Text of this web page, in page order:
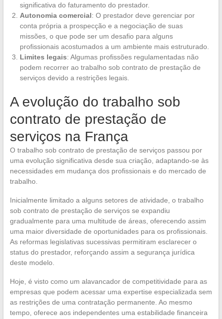
significativa do faturamento do prestador.
Autonomia comercial: O prestador deve gerenciar por
conta própria a prospecção e a negociação de suas
missões, o que pode ser um desafio para alguns
profissionais acostumados a um ambiente mais estruturado.
Limites legais: Algumas profissões regulamentadas não
podem recorrer ao trabalho sob contrato de prestação de
serviços devido a restrições legais.
A evolução do trabalho sob
contrato de prestação de
serviços na França
O trabalho sob contrato de prestação de serviços passou por
uma evolução significativa desde sua criação, adaptando-se às
necessidades em mudança dos profissionais e do mercado de
trabalho.
Inicialmente limitado a alguns setores de atividade, o trabalho
sob contrato de prestação de serviços se expandiu
gradualmente para uma multitude de áreas, oferecendo assim
uma maior diversidade de oportunidades para os profissionais.
As reformas legislativas sucessivas permitiram esclarecer o
status do prestador, reforçando assim a segurança jurídica
deste modelo.
Hoje, é visto como um alavancador de competitividade para as
empresas que podem acessar uma expertise especializada sem
as restrições de uma contratação permanente. Ao mesmo
tempo, oferece aos independentes uma estabilidade financeira